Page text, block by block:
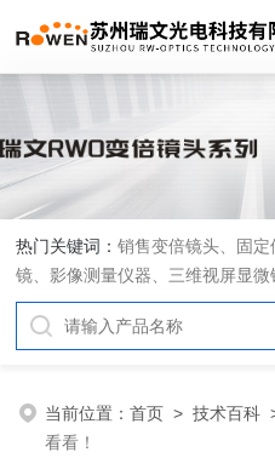
热门关键词：销售变倍镜头、固
镜、影像测量仪器、三维视屏显
镜、工具显微镜、显微分析软件
当前位置：首页 >技术百科
看看！